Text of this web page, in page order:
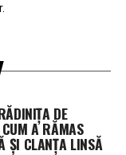
DE
CUM A RĂMAS
ȘI CLANȚA LINSĂ